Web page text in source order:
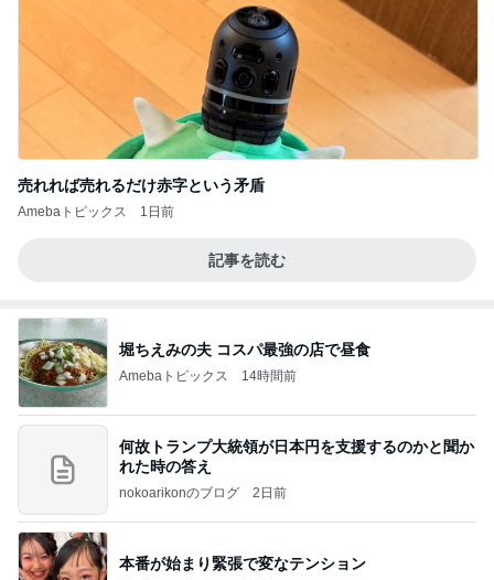
売れれば売れるだけ赤字という矛盾
Amebaトピックス 1日前
記事を読む
堀ちえみの夫 コスパ最強の店で昼食
Amebaトピックス 14時間前
何故トランプ大統領が日本円を支援するのかと聞か
れた時の答え
nokoarikonのブログ 2日前
本番が始まり緊張で変なテンション